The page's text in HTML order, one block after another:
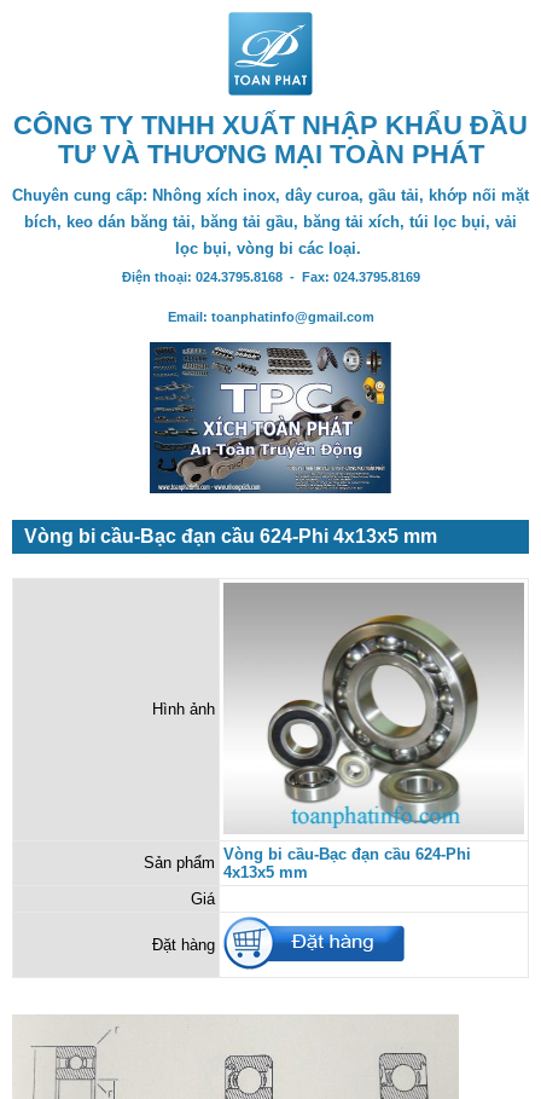
CÔNG TY TNHH XUẤT NHẬP KHẨU ĐẦU
TƯ VÀ THƯƠNG MẠI TOÀN PHÁT
Chuyên cung cấp: Nhông xích inox, dây curoa, gầu tải, khớp nối mặt
bích, keo dán băng tải, băng tải gầu, băng tải xích, túi lọc bụi, vải
lọc bụi, vòng bi các loại.
Điện thoại: 024.3795.8168 - Fax: 024.3795.8169
Email: toanphatinfo@gmail.com
Vòng bi cầu-Bạc đạn cầu 624-Phi 4x13x5 mm
Hình ảnh
Sản phẩm Vòng bi cầu-Bạc đạn cầu 624-Phi
4x13x5 mm
Giá
Đặt hàng